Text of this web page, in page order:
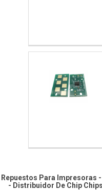
Repuestos Para Impresoras
- Distribuidor De Chip